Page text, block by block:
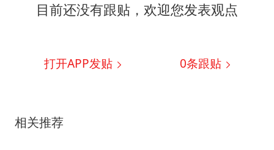
目前还没有跟贴，欢迎您发表观点
打开APP发贴 0条跟贴
相关推荐